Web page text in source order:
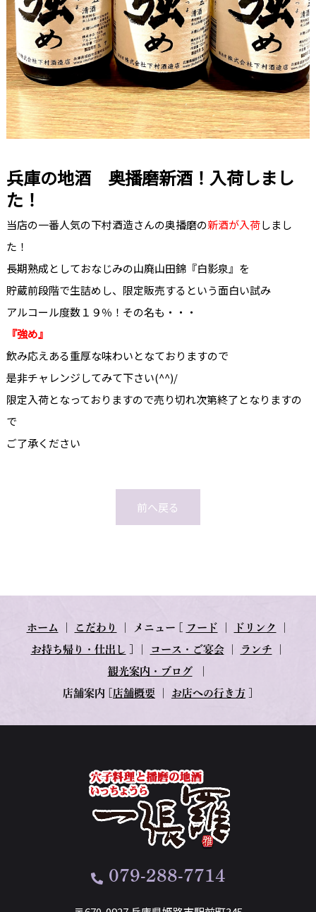
兵庫の地酒 奥播磨新酒！入荷しまし
た！
当店の一番人気の下村酒造さんの奥播磨の新酒が入荷しまし
た！
長期熟成としておなじみの山廃山田錦『白影泉』を
貯蔵前段階で生詰めし、限定販売するという面白い試み
アルコール度数１９％！その名も・・・
『強め』
飲み応えある重厚な味わいとなておりますので
是非チャレンジしてみて下さい(^^)/
限定入荷となっておりますので売り切れ次第終了となりますの
で
ご了承ください
前へ戻る
ホーム こだわり メニュー フード ドリンク
お持ち帰り・仕出し コース・ご宴会｜ ランチ
観光案内・ブログ｜
店舗案内 店舗概要 お店への行き方
079-288-7714